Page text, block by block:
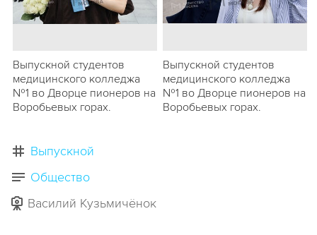
Выпускной студентов
медицинского колледжа
№1 во Дворце пионеров на
Воробьевых горах.
Выпускной студентов
медицинского колледжа
№1 во Дворце пионеров на
Воробьевых горах.
Выпускной
Общество
Василий Кузьмичёнок